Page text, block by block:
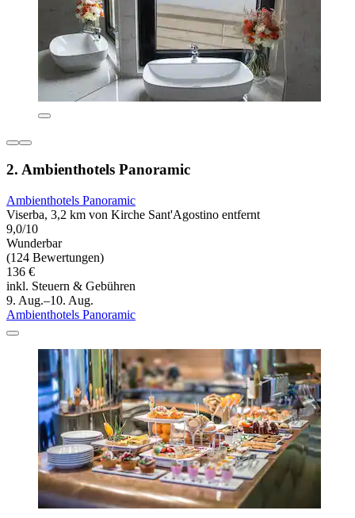
2. Ambienthotels Panoramic
Ambienthotels Panoramic
Viserba, 3,2 km von Kirche Sant'Agostino entfernt
9,0/10
Wunderbar
(124 Bewertungen)
136 €
inkl. Steuern & Gebühren
9. Aug.–10. Aug.
Ambienthotels Panoramic